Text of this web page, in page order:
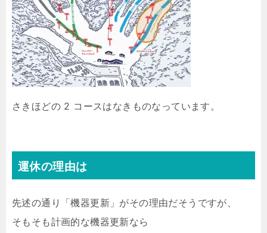
さきほどの 2 コースはなきものなっています。
運休の理由は
先述の通り「機器更新」がその理由だそうですが、
そもそも計画的な機器更新なら